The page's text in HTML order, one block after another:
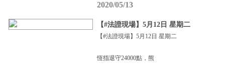
2020/05/13
【#法證現場】5月12日 星期二
【#法證現場】5月12日 星期二
恆指退守24000點，熊